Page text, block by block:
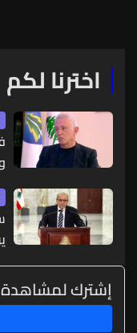
اخترنا لكم
إشترك لمشاهدة